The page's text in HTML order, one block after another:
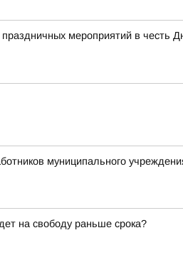
мероприятий в честь
муниципального
на свободу раньше срока?